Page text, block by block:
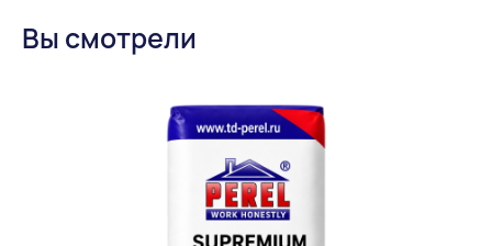
Вы смотрели